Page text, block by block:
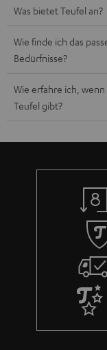
Was bietet Teufel an?
Wie finde ich das
Bedürfnisse?
Wie erfahre ich,
Teufel gibt?